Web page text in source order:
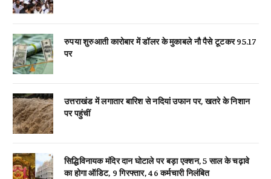
रुपया शुरुआती कारोबार में डॉलर के मुकाबले नौ पैसे टूटकर 95.17
पर
उत्तराखंड में लगातार बारिश से नदियां उफान पर, खतरे के निशान
पर पहुंचीं
सिद्धिविनायक मंदिर दान घोटाले पर बड़ा एक्शन, 5 साल के चढ़ावे
का होगा ऑडिट, 9 गिरफ्तार, 46 कर्मचारी निलंबित